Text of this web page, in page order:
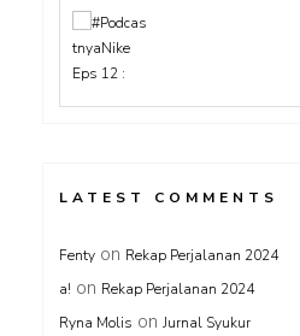
LATEST COMMENTS
Fenty on Rekap Perjalanan 2024
a! on Rekap Perjalanan 2024
Ryna Molis on Jurnal Syukur